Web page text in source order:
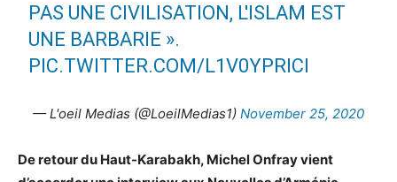
PAS UNE CIVILISATION, L'ISLAM EST
UNE BARBARIE ».
PIC.TWITTER.COM/L1V0YPRICI
— L'oeil Medias (@LoeilMedias1) November 25, 2020
De retour du Haut-Karabakh, Michel Onfray vient